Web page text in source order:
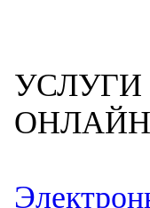
УСЛУГИ
ОНЛАЙН